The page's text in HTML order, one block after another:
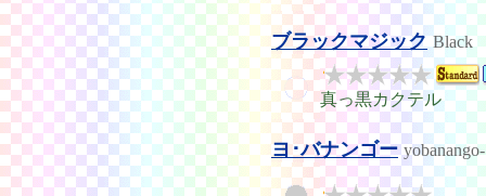
ブラックマジック Black
真っ黒カクテル
ヨ･バナンゴー yobanango-